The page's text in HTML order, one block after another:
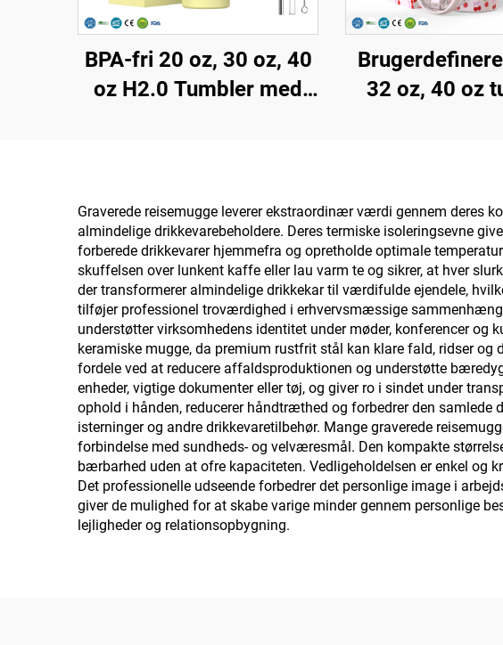
BPA-fri 20 oz, 30 oz, 40
oz H2.0 Tumbler med
Rustfrit Stål
32 oz, 40 oz
med håndtag
varm og
Graverede reisemugge leverer ekstraordinær værdi gennem
almindelige drikkevarebeholdere. Deres termiske isoleringsevne
forberede drikkevarer hjemmefra og opretholde optimale
skuffelsen over lunkent kaffe eller lau varm te og sikrer, at hver
der transformerer almindelige drikkekar til værdifulde ejendele,
tilføjer professionel troværdighed i erhvervsmæssige
understøtter virksomhedens identitet under møder, konferencer
keramiske mugge, da premium rustfrit stål kan klare fald, ridser
fordele ved at reducere affaldsproduktionen og understøtte
enheder, vigtige dokumenter eller tøj, og giver ro i sindet under
ophold i hånden, reducerer håndtræthed og forbedrer den
isterninger og andre drikkevaretilbehør. Mange graverede
forbindelse med sundheds- og velværesmål. Den kompakte
bærbarhed uden at ofre kapaciteten. Vedligeholdelsen er enkel og
Det professionelle udseende forbedrer det personlige image i
giver de mulighed for at skabe varige minder gennem personlige
lejligheder og relationsopbygning.